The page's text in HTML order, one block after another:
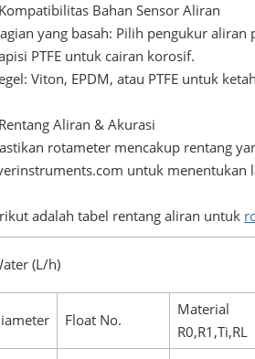
Bahan Sensor Aliran
yang basah: Pilih pengukur
PTFE untuk cairan korosif.
Viton, EPDM, atau PTFE untuk
Aliran & Akurasi
rotameter mencakup rentang
untuk menentukan
adalah tabel rentang aliran untuk
(L/h)
Float No.
Material
R0,R1,Ti,RL